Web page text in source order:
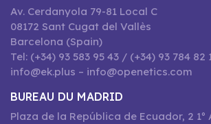
Av. Cerdanyola 79-81 Local C
08172 Sant Cugat del Vallès
Barcelona (Spain)
Tel: (+34) 93 583 95 43 / (+34) 93 784 82
info@ek.plus – info@openetics.com
BUREAU DU MADRID
Plaza de la República de Ecuador, 2 1º